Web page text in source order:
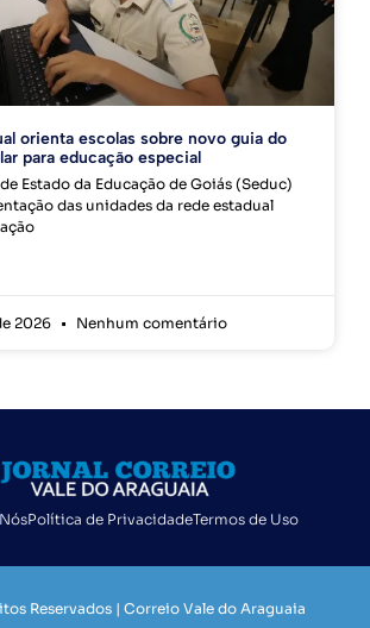
orienta escolas sobre novo guia do
para educação especial
Estado da Educação de Goiás (Seduc)
das unidades da rede estadual
2026 Nenhum comentário
Política de PrivacidadeTermos de Uso
Reservados | Correio Vale do Araguaia